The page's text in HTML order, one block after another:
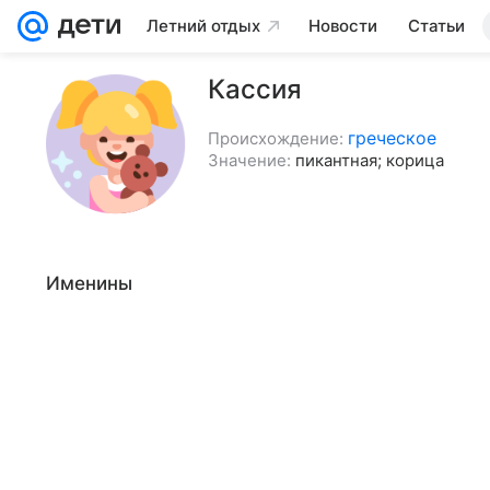
Летний отдых Новости Статьи
Кассия
Происхождение: греческое
Значение: пикантная; корица
Именины